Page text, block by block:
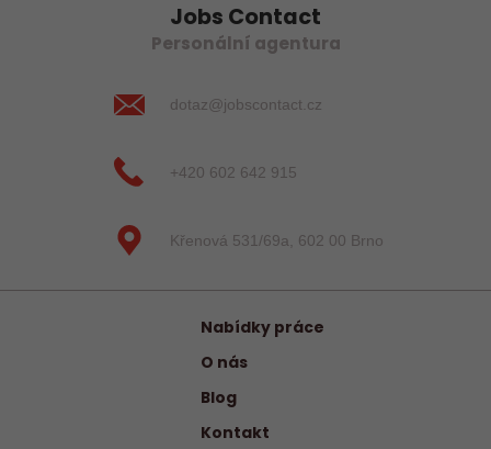
Jobs Contact
Personální agentura
dotaz@jobscontact.cz
+420 602 642 915
Křenová 531/69a, 602 00 Brno
Nabídky práce
O nás
Blog
Kontakt